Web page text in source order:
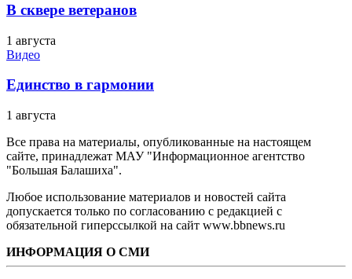
В сквере ветеранов
1 августа
Видео
Единство в гармонии
1 августа
Все права на материалы, опубликованные на настоящем
сайте, принадлежат МАУ "Информационное агентство
"Большая Балашиха".
Любое использование материалов и новостей сайта
допускается только по согласованию с редакцией с
обязательной гиперссылкой на сайт www.bbnews.ru
ИНФОРМАЦИЯ О СМИ